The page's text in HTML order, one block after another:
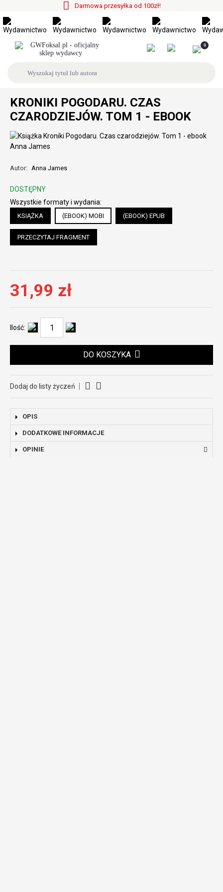
Darmowa przesyłka od 100zł!
0
KRONIKI POGODARU. CZAS
CZARODZIEJÓW. TOM 1 - EBOOK
Autor: Anna James
DOSTĘPNY
Wszystkie formaty i wydania:
KSIĄŻKA (EBOOK) MOBI (EBOOK) EPUB
PRZECZYTAJ FRAGMENT
31,99 zł
Ilość:
DO KOSZYKA
Dodaj do listy życzeń
OPIS
DODATKOWE INFORMACJE
OPINIE